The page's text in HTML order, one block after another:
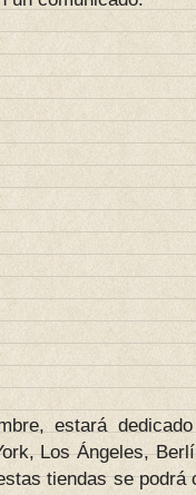
estará
Los Ángeles,
tiendas se podrá